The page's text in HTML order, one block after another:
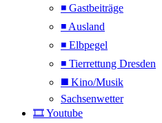
◾ Gastbeiträge
◾ Ausland
◾ Elbpegel
◾ Tierrettung Dresden
◼️ Kino/Musik
Sachsenwetter
🎞️ Youtube